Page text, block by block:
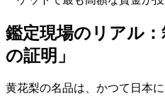
鑑定現場のリアル
の証明」
黄花梨の名品は、かつて日本